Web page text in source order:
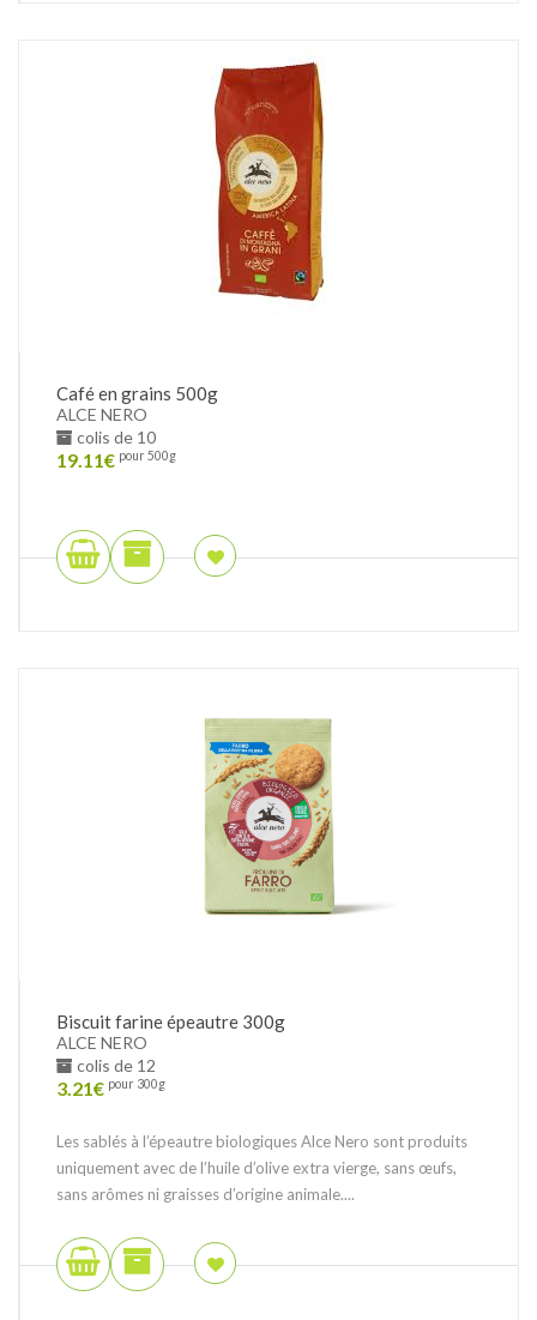
Café en grains 500g
ALCE NERO
colis de 10
19.11€ pour 500g
Biscuit farine épeautre 300g
ALCE NERO
colis de 12
3.21€ pour 300g
Les sablés à l’épeautre biologiques Alce Nero sont produits
uniquement avec de l’huile d’olive extra vierge, sans œufs,
sans arômes ni graisses d’origine animale....